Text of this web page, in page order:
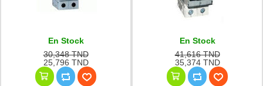
En Stock
30,348 TND
25,796 TND
En Stock
41,616 TND
35,374 TND